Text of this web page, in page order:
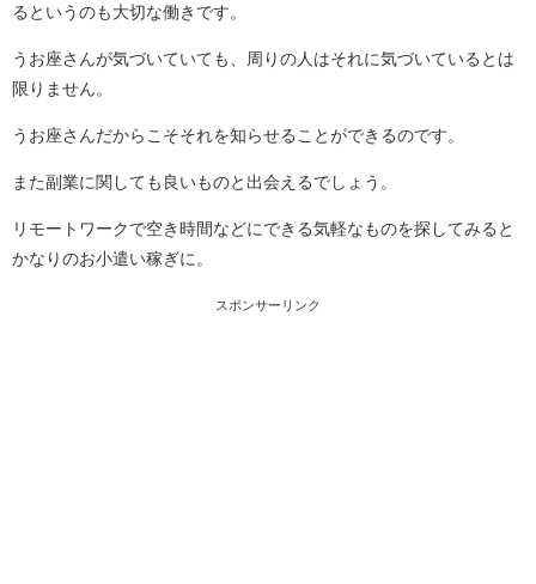
るというのも大切な働きです。
うお座さんが気づいていても、周りの人はそれに気づいているとは
限りません。
うお座さんだからこそそれを知らせることができるのです。
また副業に関しても良いものと出会えるでしょう。
リモートワークで空き時間などにできる気軽なものを探してみると
かなりのお小遣い稼ぎに。
スポンサーリンク